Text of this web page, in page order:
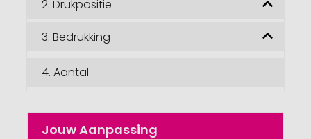
2. Drukpositie
3. Bedrukking
4. Aantal
Jouw Aanpassing